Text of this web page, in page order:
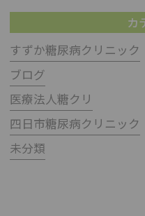
カ
すずか糖尿病クリニック
ブログ
医療法人糖クリ
四日市糖尿病クリニック
未分類